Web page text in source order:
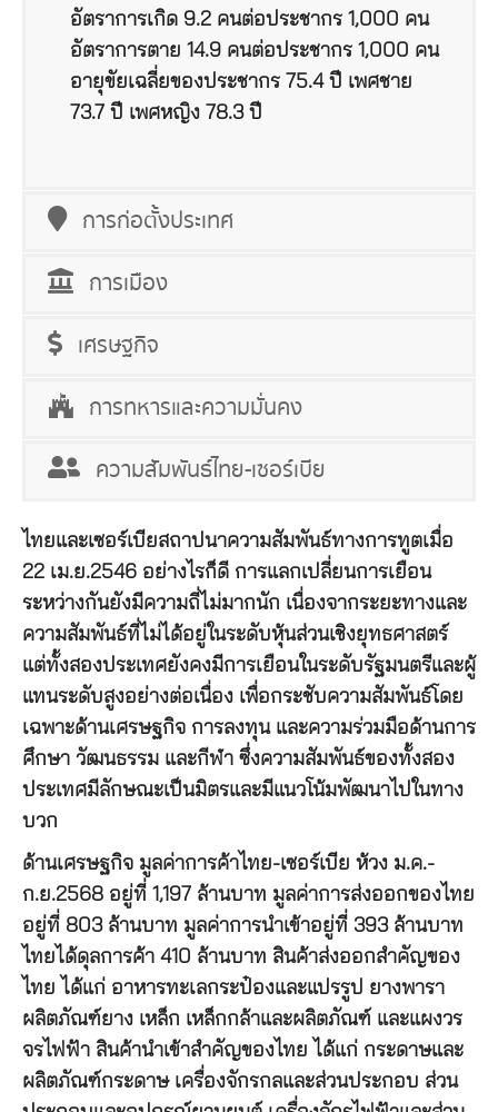
อัตราการเกิด 9.2 คนต่อประชากร 1,000 คน
อัตราการตาย 14.9 คนต่อประชากร 1,000 คน
อายุขัยเฉลี่ยของประชากร 75.4 ปี เพศชาย
73.7 ปี เพศหญิง 78.3 ปี
การก่อตั้งประเทศ
การเมือง
เศรษฐกิจ
การทหารและความมั่นคง
ความสัมพันธ์ไทย-เซอร์เบีย
ไทยและเซอร์เบียสถาปนาความสัมพันธ์ทางการทูตเมื่อ
22 เม.ย.2546 อย่างไรก็ดี การแลกเปลี่ยนการเยือน
ระหว่างกันยังมีความถี่ไม่มากนัก เนื่องจากระยะทางและ
ความสัมพันธ์ที่ไม่ได้อยู่ในระดับหุ้นส่วนเชิงยุทธศาสตร์
แต่ทั้งสองประเทศยังคงมีการเยือนในระดับรัฐมนตรีและผู้
แทนระดับสูงอย่างต่อเนื่อง เพื่อกระชับความสัมพันธ์โดย
เฉพาะด้านเศรษฐกิจ การลงทุน และความร่วมมือด้านการ
ศึกษา วัฒนธรรม และกีฬา ซึ่งความสัมพันธ์ของทั้งสอง
ประเทศมีลักษณะเป็นมิตรและมีแนวโน้มพัฒนาไปในทาง
บวก
ด้านเศรษฐกิจ มูลค่าการค้าไทย-เซอร์เบีย ห้วง ม.ค.-
ก.ย.2568 อยู่ที่ 1,197 ล้านบาท มูลค่าการส่งออกของไทย
อยู่ที่ 803 ล้านบาท มูลค่าการนำเข้าอยู่ที่ 393 ล้านบาท
ไทยได้ดุลการค้า 410 ล้านบาท สินค้าส่งออกสำคัญของ
ไทย ได้แก่ อาหารทะเลกระป๋องและแปรรูป ยางพารา
ผลิตภัณฑ์ยาง เหล็ก เหล็กกล้าและผลิตภัณฑ์ และแผงวร
จรไฟฟ้า สินค้านำเข้าสำคัญของไทย ได้แก่ กระดาษและ
ผลิตภัณฑ์กระดาษ เครื่องจักรกลและส่วนประกอบ ส่วน